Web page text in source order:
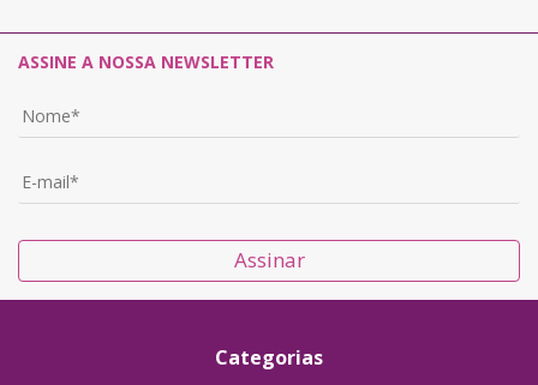
ASSINE A NOSSA NEWSLETTER
Assinar
Categorias